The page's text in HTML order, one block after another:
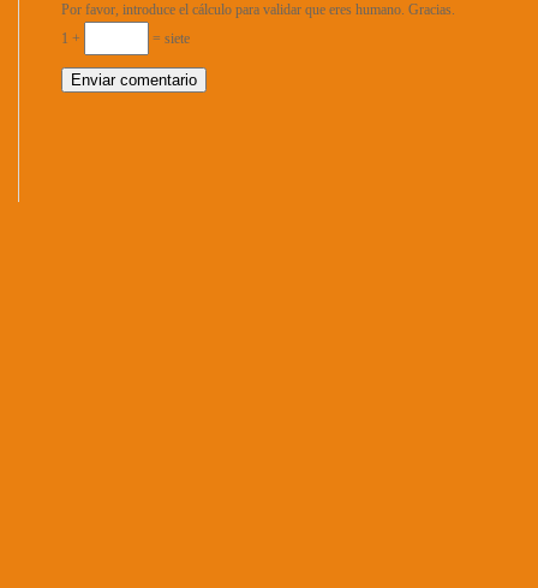
Por favor, introduce el cálculo para validar que eres humano. Gracias.
1 +
= siete